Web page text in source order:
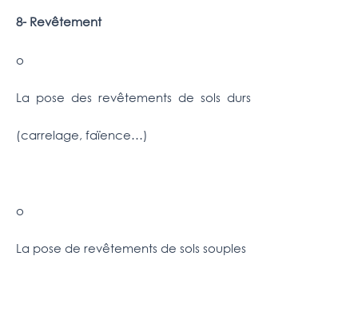
8- Revêtement
o
La pose des revêtements de sols durs
(carrelage, faïence…)
o
La pose de revêtements de sols souples